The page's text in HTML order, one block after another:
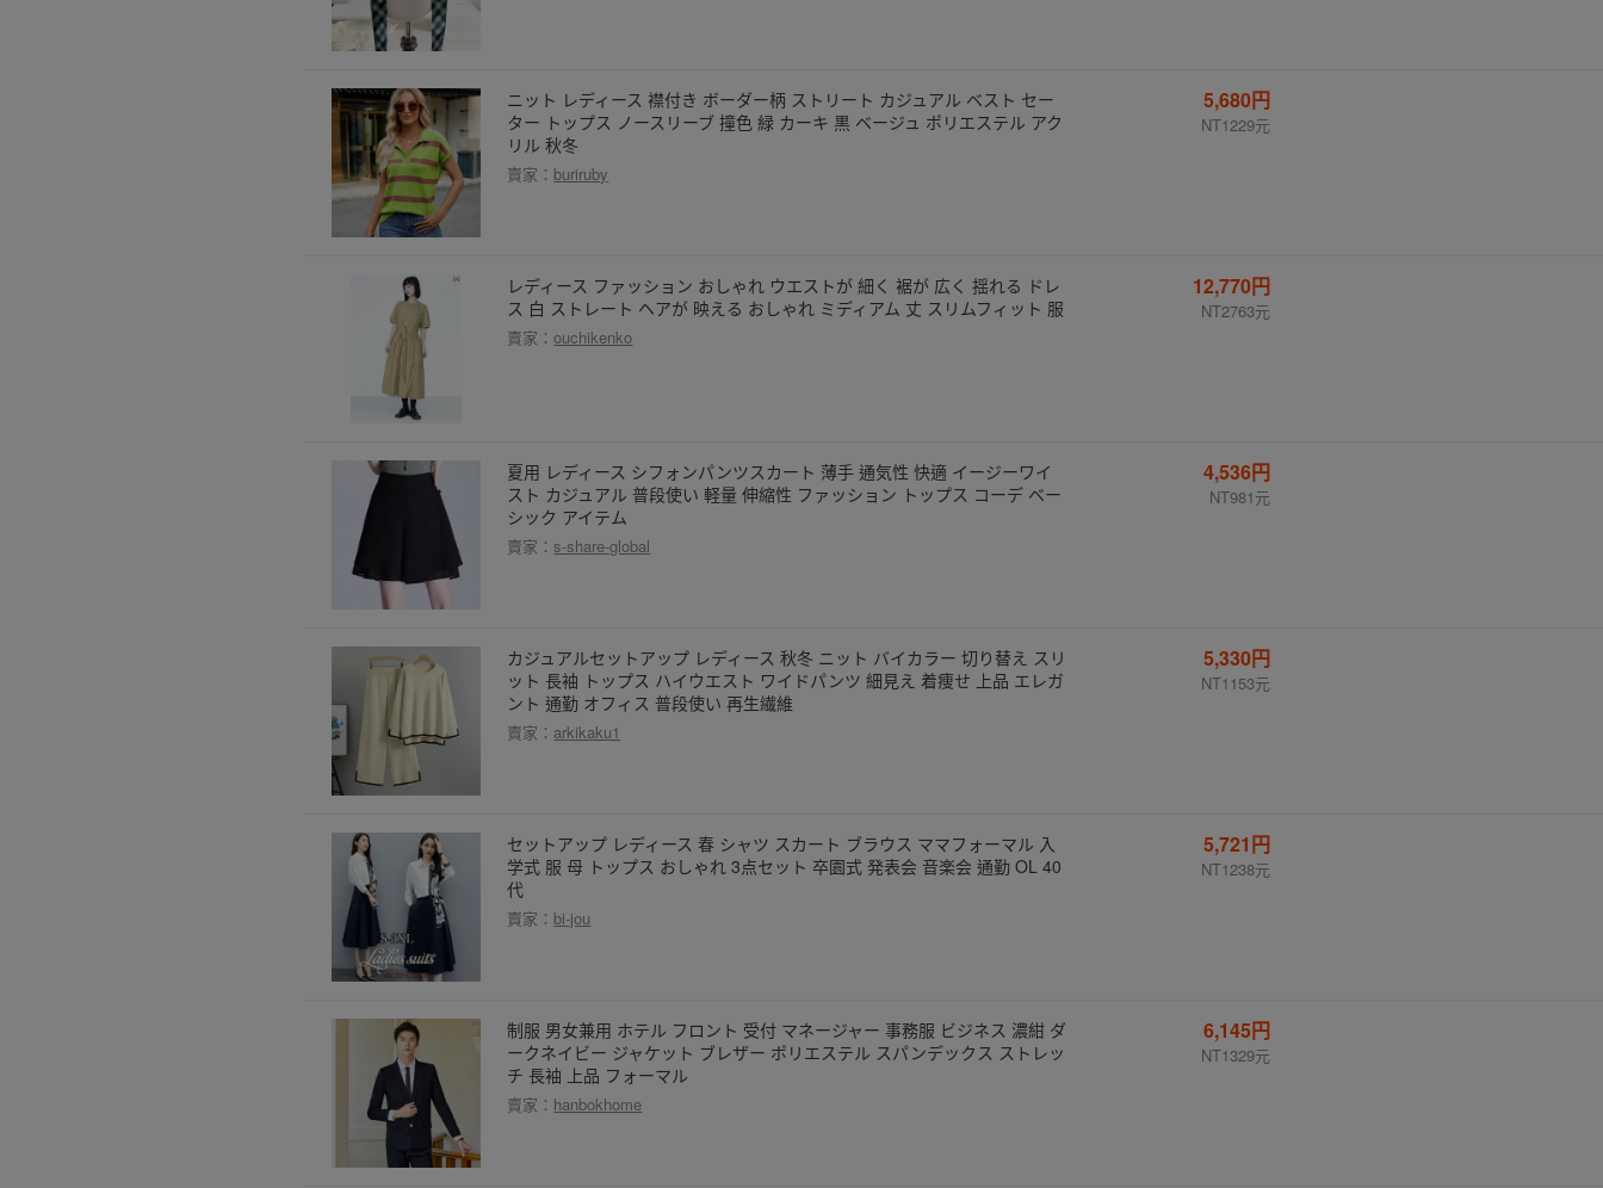
ニット レディース 襟付き ボーダー柄 ストリート カジュアル ベスト セー
ター トップス ノースリーブ 撞色 緑 カーキ 黒 ベージュ ポリエステル アク
リル 秋冬
賣家： buriruby
5,680円
NT1229元
レディース ファッション おしゃれ ウエストが 細く 裾が 広く 揺れる ドレ
ス 白 ストレート ヘアが 映える おしゃれ ミディアム 丈 スリムフィット 服
賣家：ouchikenko
12,770円
NT2763元
夏用 レディース シフォンパンツスカート 薄手 通気性 快適 イージーワイ
スト カジュアル 普段使い 軽量 伸縮性 ファッション トップス コーデ ベー
シック アイテム
賣家：s-share-global
4,536円
NT981元
カジュアルセットアップ レディース 秋冬 ニット バイカラー 切り替え スリ
ット 長袖 トップス ハイウエスト ワイドパンツ 細見え 着痩せ 上品 エレガ
ント 通勤 オフィス 普段使い 再生繊維
賣家： arkikaku1
5,330円
NT1153元
セットアップ レディース 春 シャツ スカート ブラウス ママフォーマル 入
学式 服 母 トップス おしゃれ 3点セット 卒園式 発表会 音楽会 通勤 OL 40
代
賣家： bi-jou
5,721円
NT1238元
制服 男女兼用 ホテル フロント 受付 マネージャー 事務服 ビジネス 濃紺 ダ
ークネイビー ジャケット ブレザー ポリエステル スパンデックス ストレッ
チ 長袖 上品 フォーマル
賣家： hanbokhome
6,145円
NT1329元